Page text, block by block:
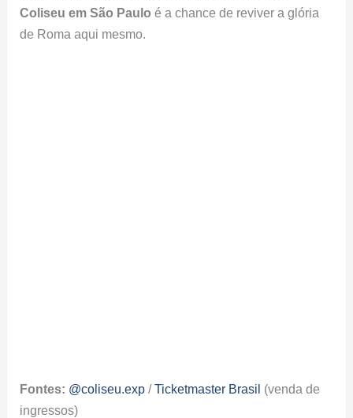
Coliseu em São Paulo é a chance de reviver a glória
de Roma aqui mesmo.
Fontes: @coliseu.exp /Ticketmaster Brasil (venda de
ingressos)